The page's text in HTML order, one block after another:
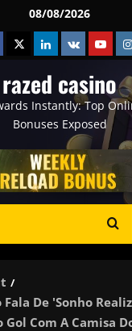
08/08/2026
TwitterLinkedin
VK
razed casino
Instantly: Top
Bonuses Exposed
De 'sonho
Com A Camisa